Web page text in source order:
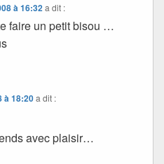
à 16:32 a dit :
faire un petit bisou …
à 18:20a dit :
avec plaisir…